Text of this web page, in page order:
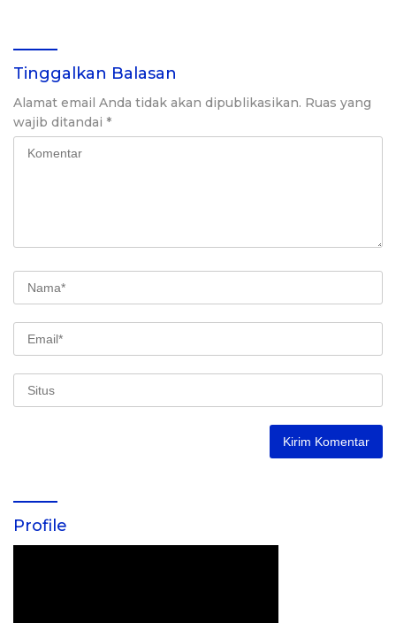
Tinggalkan Balasan
Alamat email Anda tidak akan dipublikasikan. Ruas yang
wajib ditandai *
Profile